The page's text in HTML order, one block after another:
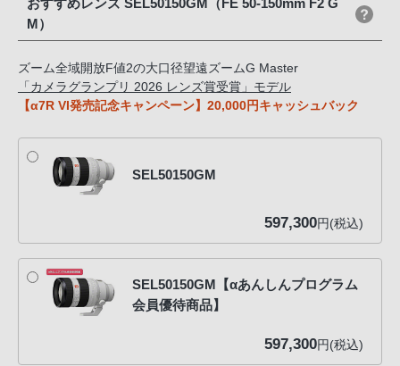
おすすめレンズ SEL50150GM（FE 50-150mm F2 G
M）
ズーム全域開放F値2の大口径望遠ズームG Master
「カメラグランプリ 2026 レンズ賞受賞」モデル
【α7R VI発売記念キャンペーン】20,000円キャッシュバック
SEL50150GM
597,300円(税込)
SEL50150GM【αあんしんプログラム
会員優待商品】
597,300円(税込)